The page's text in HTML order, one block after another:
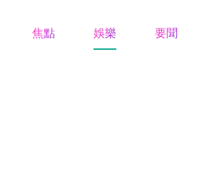
焦點 娛樂 要聞